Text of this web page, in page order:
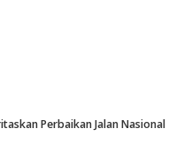
Perbaikan Jalan Nasional